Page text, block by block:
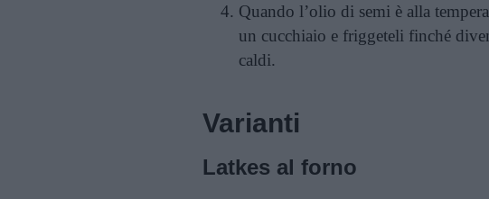
Quando l’olio di semi è alla
un cucchiaio e friggeteli finché
caldi.
Varianti
Latkes al forno